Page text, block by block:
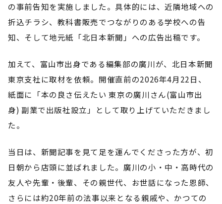
の事前告知を実施しました。具体的には、近隣地域への
折込チラシ、教科書販売でつながりのある学校への告
知、そして地元紙「北日本新聞」への広告出稿です。
加えて、富山市出身である編集部の廣川が、北日本新聞
東京支社に取材を依頼。開催直前の2026年4月22日、
紙面に「本の良さ伝えたい 東京の廣川さん(富山市出
身) 副業で出版社設立」として取り上げていただきまし
た。
当日は、新聞記事を見て足を運んでくださった方が、初
日朝から店頭に並ばれました。廣川の小・中・高時代の
友人や先輩・後輩、その親世代、お世話になった恩師、
さらには約20年前の法事以来となる親戚や、かつての